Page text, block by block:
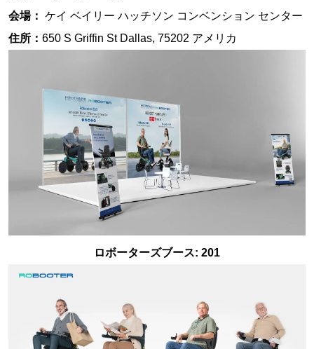
会場：ケイ ベイリー ハッチソン コンベンション センター
住所：650 S Griffin St Dallas, 75202 アメリカ
ロボーターズブース: 201